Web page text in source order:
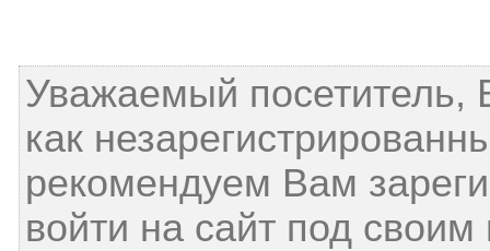
Уважаемый посетитель,
как
рекомендуем Вам
войти на сайт под